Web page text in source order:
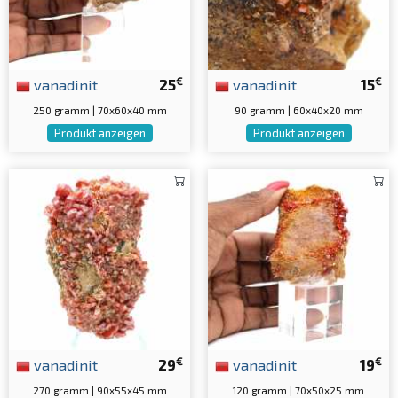
25€
vanadinit
250 gramm | 70x60x40 mm
Produkt anzeigen
15€
vanadinit
90 gramm | 60x40x20 mm
Produkt anzeigen
29€
vanadinit
270 gramm | 90x55x45 mm
19€
vanadinit
120 gramm | 70x50x25 mm